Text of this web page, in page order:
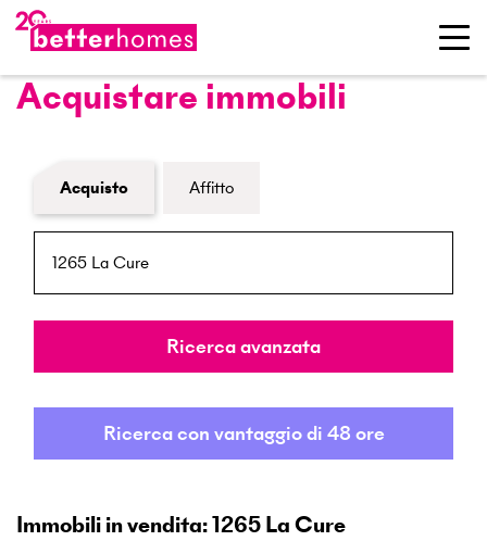
Acquistare immobili
Modulo di ricerca immobiliare
Acquisto Affitto
NPA / Località
Raggio
Ricerca avanzata
Ricerca con vantaggio di 48 ore
Immobili in vendita: 1265 La Cure